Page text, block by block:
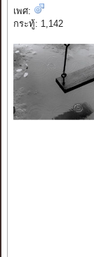
เพศ:
กระทู้: 1,142